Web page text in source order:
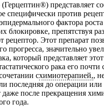
(Герцептин®) представляет
специфически против
фактора
блокировке, препятствуя
рецептор. Этот препарат
прогресса, значительно
который представляет
рака его почти
схимиотерапией,,
последняя до операции или
после прекращения
года.